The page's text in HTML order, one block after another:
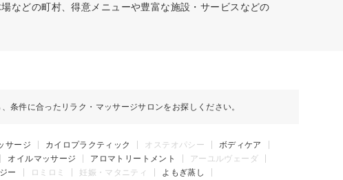
などの町村、得意メニューや豊富な施設・サービスなどの
条件に合ったリラク・マッサージサロンをお探しください。
サージ カイロプラクティック オステオパシー
ボディケア
オイルマッサージ アロマトリートメント
アーユルヴェーダ
ー ロミロミ 妊娠・マタニティ
よもぎ蒸し